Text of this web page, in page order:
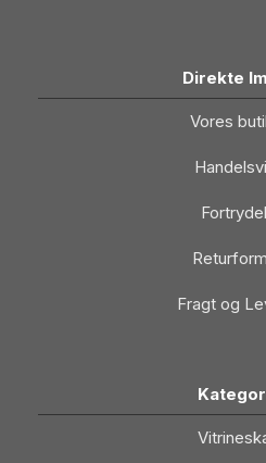
Direkte
Vores
Fragt og